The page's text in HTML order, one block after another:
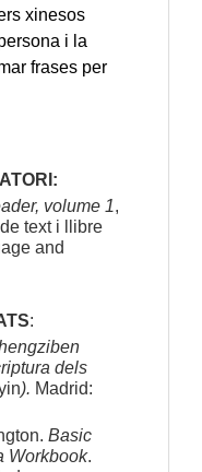
xinesos
i la
frases per
volume 1,
text i llibre
and
:
dels
). Madrid:
Basic
Workbook.